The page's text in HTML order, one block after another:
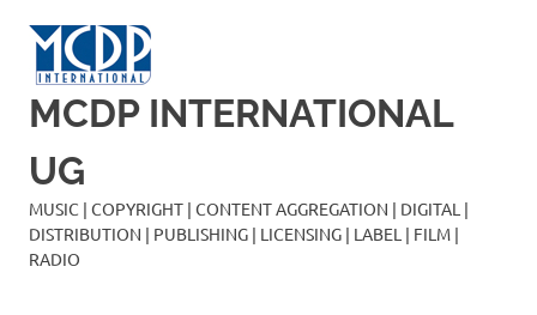
Inhalt
springen
MCDP INTERNATIONAL
UG
MUSIC | COPYRIGHT | CONTENT AGGREGATION | DIGITAL |
DISTRIBUTION | PUBLISHING | LICENSING | LABEL | FILM |
RADIO